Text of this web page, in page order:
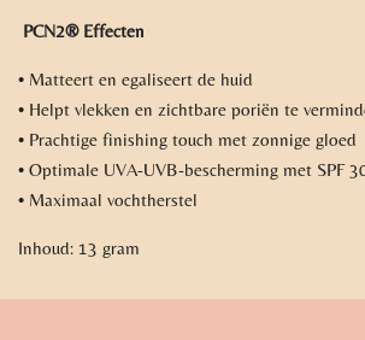
PCN2® Effecten
• Matteert en egaliseert de huid
• Helpt vlekken en zichtbare poriën te
• Prachtige finishing touch met zonnige gloed
• Optimale UVA-UVB-bescherming met SPF
• Maximaal vochtherstel
Inhoud: 13 gram